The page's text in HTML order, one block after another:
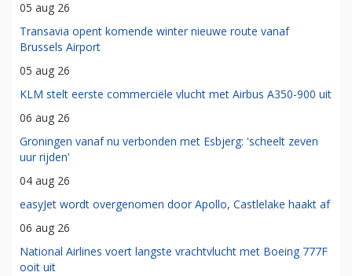
05 aug 26
Transavia opent komende winter nieuwe route vanaf
Brussels Airport
05 aug 26
KLM stelt eerste commerciële vlucht met Airbus A350-900 uit
06 aug 26
Groningen vanaf nu verbonden met Esbjerg: 'scheelt zeven
uur rijden'
04 aug 26
easyJet wordt overgenomen door Apollo, Castlelake haakt af
06 aug 26
National Airlines voert langste vrachtvlucht met Boeing 777F
ooit uit